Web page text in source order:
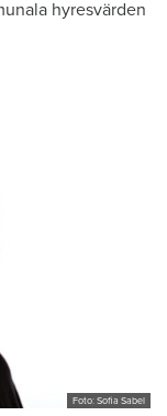
hyresvärden
Foto: Sofia Sabel